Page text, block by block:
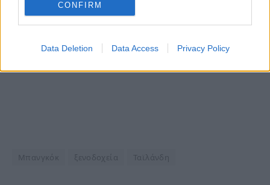
CONFIRM
Data Deletion Data Access Privacy Policy
Μπανγκόκ ξενοδοχεία Ταϊλάνδη